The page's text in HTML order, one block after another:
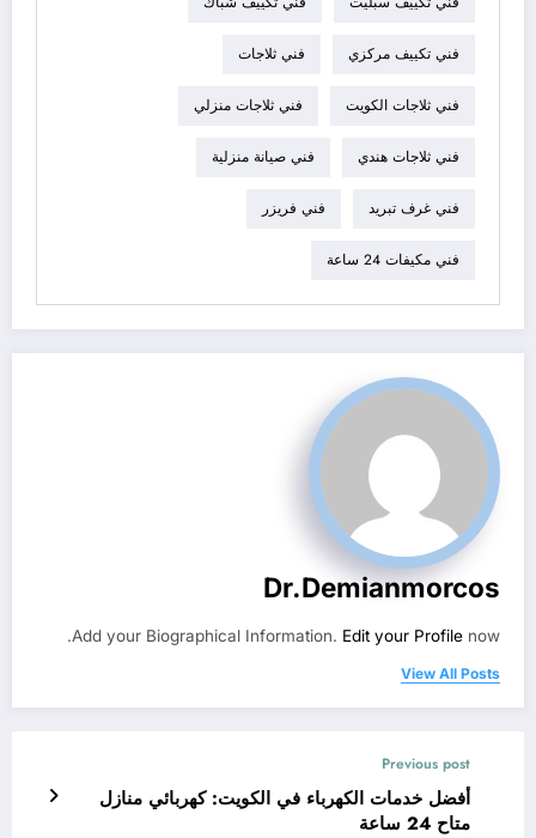
فني تكييف مركزي فني ثلاجات
فني ثلاجات الكويت فني ثلاجات منزلي
فني ثلاجات هندي فني صيانة منزلية
فني غرف تبريد فني فريزر
فني مكيفات 24 ساعة
Dr.demianmorcos
Add your Biographical Information. Edit your Profile now.
View All Posts
Previous post
أفضل خدمات الكهرباء في الكويت: كهربائي منازل
متاح 24 ساعة